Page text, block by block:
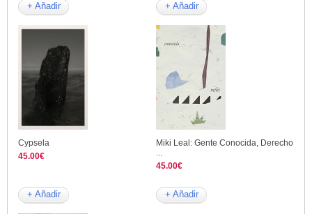
+ Añadir + Añadir
Cypsela
45.00€
+ Añadir
Miki Leal: Gente Conocida, Derecho
...
45.00€
+ Añadir